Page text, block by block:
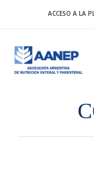
ACCESO A LA